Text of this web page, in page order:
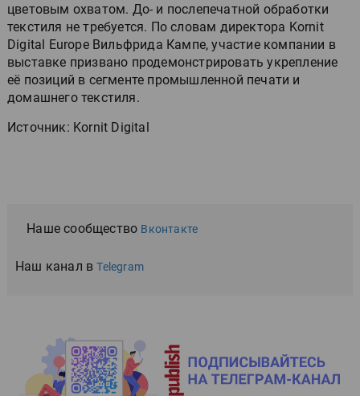
цветовым охватом. До- и послепечатной обработки
текстиля не требуется. По словам директора Kornit
Digital Europe Вильфрида Кампе, участие компании в
выставке призвано продемонстрировать укрепление
её позиций в сегменте промышленной печати и
домашнего текстиля.
Источник: Kornit Digital
Наше сообщество Вконтакте
Наш канал вTelegram